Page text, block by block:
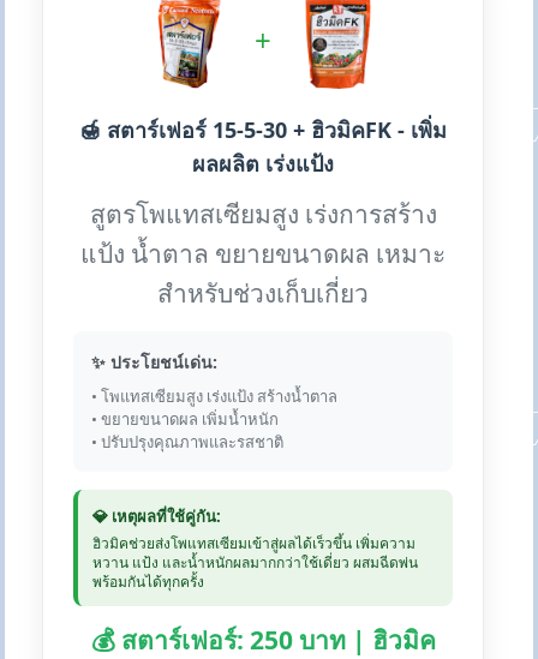
+
🍯 สตาร์เฟอร์ 15-5-30 + ฮิวมิคFK - เพิ่ม
ผลผลิต เร่งแป้ง
สูตรโพแทสเซียมสูง เร่งการสร้าง
แป้ง น้ำตาล ขยายขนาดผล เหมาะ
สำหรับช่วงเก็บเกี่ยว
✨ ประโยชน์เด่น:
• โพแทสเซียมสูง เร่งแป้ง สร้างน้ำตาล
• ขยายขนาดผล เพิ่มน้ำหนัก
• ปรับปรุงคุณภาพและรสชาติ
💎 เหตุผลที่ใช้คู่กัน:
ฮิวมิคช่วยส่งโพแทสเซียมเข้าสู่ผลได้เร็วขึ้น เพิ่มความ
หวาน แป้ง และน้ำหนักผลมากกว่าใช้เดี่ยว ผสมฉีดพ่น
พร้อมกันได้ทุกครั้ง
💰 สตาร์เฟอร์: 250 บาท | ฮิวมิค